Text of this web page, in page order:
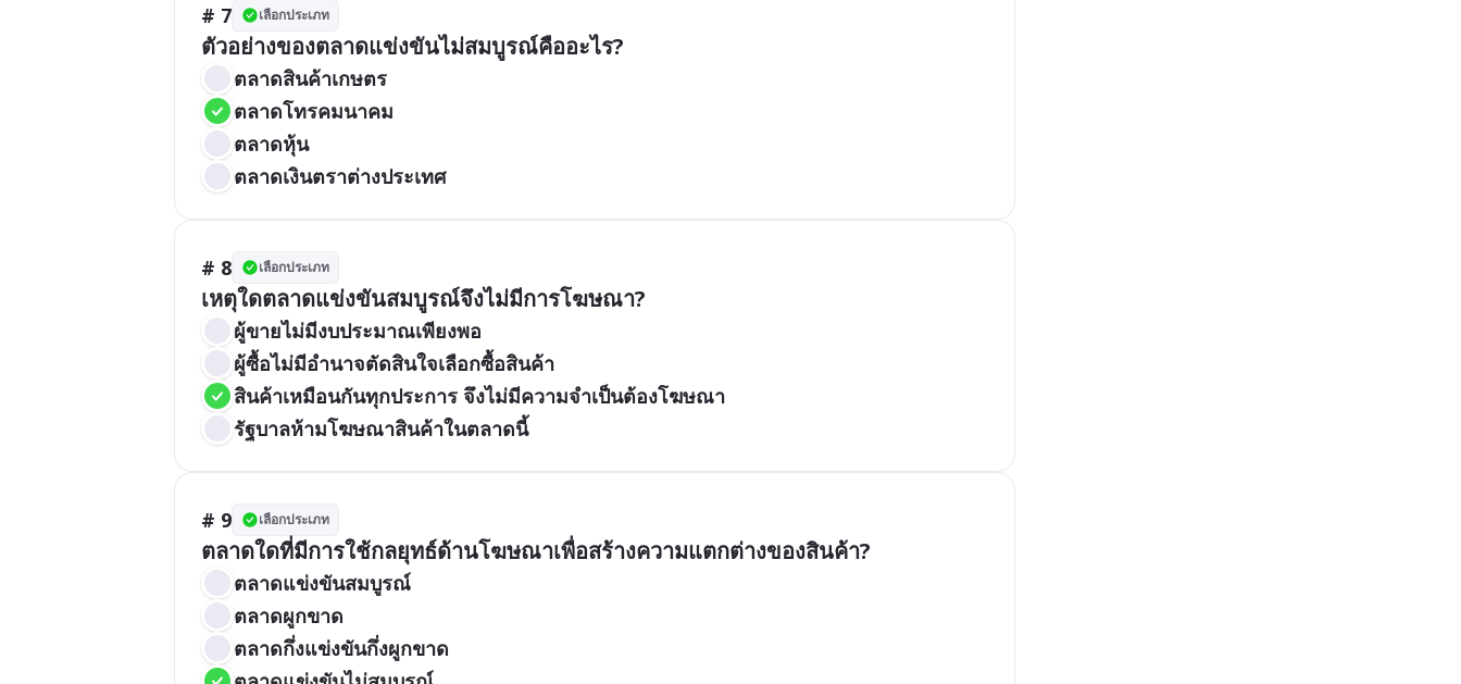
# 7 เลือกประเภท
ตัวอย่างของตลาดแข่งขันไม่สมบูรณ์คืออะไร?
ตลาดสินค้าเกษตร
ตลาดโทรคมนาคม
ตลาดหุ้น
ตลาดเงินตราต่างประเทศ
# 8 เลือกประเภท
เหตุใดตลาดแข่งขันสมบูรณ์จึงไม่มีการโฆษณา?
ผู้ขายไม่มีงบประมาณเพียงพอ
ผู้ซื้อไม่มีอำนาจตัดสินใจเลือกซื้อสินค้า
สินค้าเหมือนกันทุกประการ จึงไม่มีความจำเป็นต้องโฆษณา
รัฐบาลห้ามโฆษณาสินค้าในตลาดนี้
# 9 เลือกประเภท
ตลาดใดที่มีการใช้กลยุทธ์ด้านโฆษณาเพื่อสร้างความแตกต่างของสินค้า?
ตลาดแข่งขันสมบูรณ์
ตลาดผูกขาด
ตลาดกึ่งแข่งขันกึ่งผูกขาด